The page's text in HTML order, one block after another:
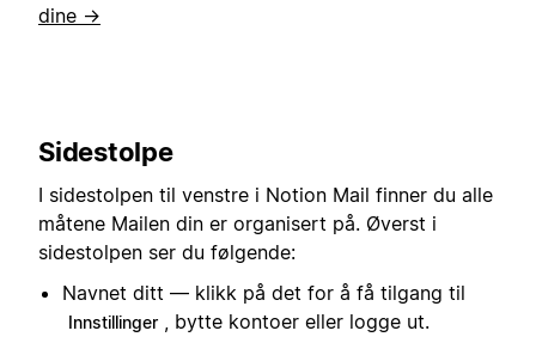
dine →
Sidestolpe
I sidestolpen til venstre i Notion Mail finner du alle
måtene Mailen din er organisert på. Øverst i
sidestolpen ser du følgende:
Navnet ditt — klikk på det for å få tilgang til
Innstillinger , bytte kontoer eller logge ut.